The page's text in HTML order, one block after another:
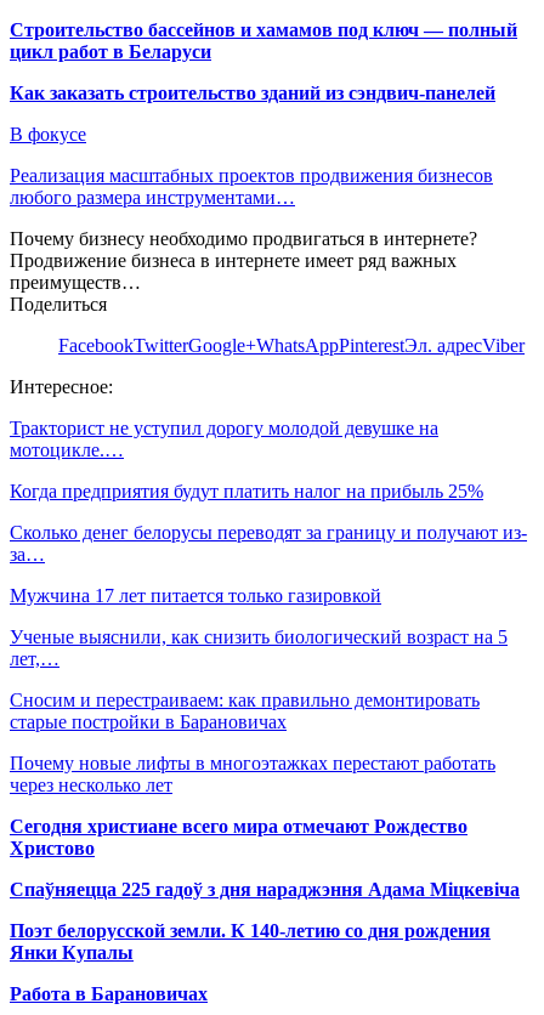
Строительство бассейнов и хамамов под ключ — полный
цикл работ в Беларуси
Как заказать строительство зданий из сэндвич-панелей
В фокусе
Реализация масштабных проектов продвижения бизнесов
любого размера инструментами…
Почему бизнесу необходимо продвигаться в интернете?
Продвижение бизнеса в интернете имеет ряд важных
преимуществ…
Поделиться
FacebookTwitterGoogle+WhatsAppPinterestЭл. адресViber
Интересное:
Тракторист не уступил дорогу молодой девушке на
мотоцикле.…
Когда предприятия будут платить налог на прибыль 25%
Сколько денег белорусы переводят за границу и получают из-
за…
Мужчина 17 лет питается только газировкой
Ученые выяснили, как снизить биологический возраст на 5
лет,…
Сносим и перестраиваем: как правильно демонтировать
старые постройки в Барановичах
Почему новые лифты в многоэтажках перестают работать
через несколько лет
Сегодня христиане всего мира отмечают Рождество
Христово
Спаўняецца 225 гадоў з дня нараджэння Адама Міцкевіча
Поэт белорусской земли. К 140-летию со дня рождения
Янки Купалы
Работа в Барановичах